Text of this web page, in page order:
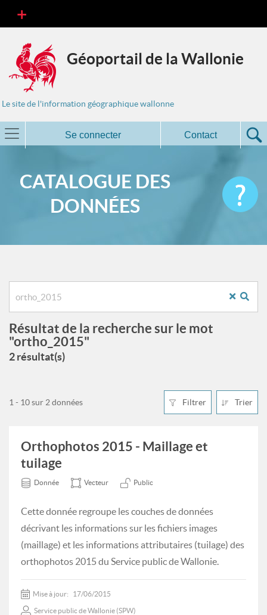
Géoportail de la Wallonie
Le site de l'information géographique wallonne
Se connecter Contact
CATALOGUE DES
DONNÉES
Résultat de la recherche sur le mot
"ortho_2015"
2 résultat(s)
Filtrer Trier
1 - 10 sur 2 données
Orthophotos 2015 - Maillage et
tuilage
Donnée Vecteur Public
Cette donnée regroupe les couches de données
décrivant les informations sur les fichiers images
(maillage) et les informations attributaires (tuilage) des
orthophotos 2015 du Service public de Wallonie.
Mise à jour: 17/06/2015
Service public de Wallonie (SPW)